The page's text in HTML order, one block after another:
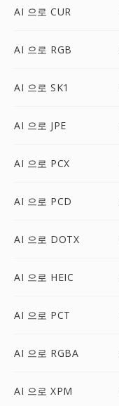
AI 으로 CUR
AI 으로 RGB
AI 으로 SK1
AI 으로 JPE
AI 으로 PCX
AI 으로 PCD
AI 으로 DOTX
AI 으로 HEIC
AI 으로 PCT
AI 으로 RGBA
AI 으로 XPM